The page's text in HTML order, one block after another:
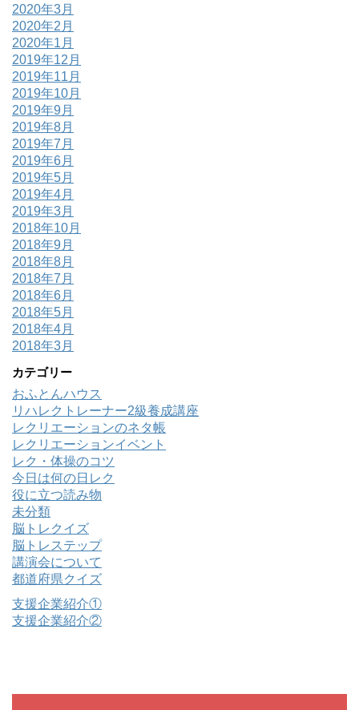
2020年3月
2020年2月
2020年1月
2019年12月
2019年11月
2019年10月
2019年9月
2019年8月
2019年7月
2019年6月
2019年5月
2019年4月
2019年3月
2018年10月
2018年9月
2018年8月
2018年7月
2018年6月
2018年5月
2018年4月
2018年3月
カテゴリー
おふとんハウス
リハレクトレーナー2級養成講座
レクリエーションのネタ帳
レクリエーションイベント
レク・体操のコツ
今日は何の日レク
役に立つ読み物
未分類
脳トレクイズ
脳トレステップ
講演会について
都道府県クイズ
支援企業紹介①
支援企業紹介②